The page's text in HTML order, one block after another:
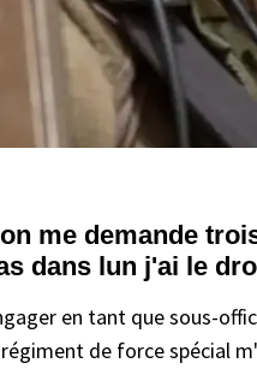
me demande
dans lun j'ai le
en tant que sous-
de force spécial